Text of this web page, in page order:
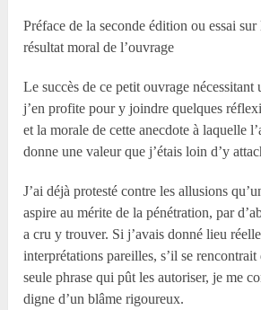
Préface de la seconde édition ou essai sur
résultat moral de l’ouvrage
Le succès de ce petit ouvrage nécessitant
j’en profite pour y joindre quelques
et la morale de cette anecdote à laquelle
donne une valeur que j’étais loin d’y
J’ai déjà protesté contre les allusions
aspire au mérite de la pénétration, par
a cru y trouver. Si j’avais donné lieu
interprétations pareilles, s’il se
seule phrase qui pût les autoriser, je me
digne d’un blâme rigoureux.